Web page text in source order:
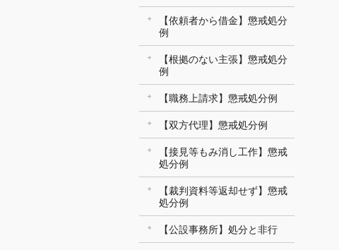
【依頼者から借金】懲戒処分
例
【根拠のない主張】懲戒処分
例
【職務上請求】懲戒処分例
【双方代理】懲戒処分例
【接見等もみ消し工作】懲戒
処分例
【裁判資料等返却せず】懲戒
処分例
【公設事務所】処分と非行